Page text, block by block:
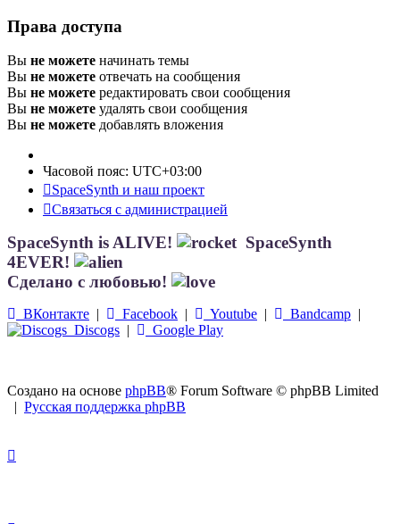
Права доступа
Вы не можете начинать темы
Вы не можете отвечать на сообщения
Вы не можете редактировать свои сообщения
Вы не можете удалять свои сообщения
Вы не можете добавлять вложения
Часовой пояс: UTC+03:00
SpaceSynth и наш проект
Связаться с администрацией
SpaceSynth is ALIVE!
SpaceSynth
4EVER!
Сделано с любовью!
ВКонтакте | Facebook | Youtube | Bandcamp |
Discogs | Google Play
Создано на основе phpBB® Forum Software © phpBB Limited
| Русская поддержка phpBB